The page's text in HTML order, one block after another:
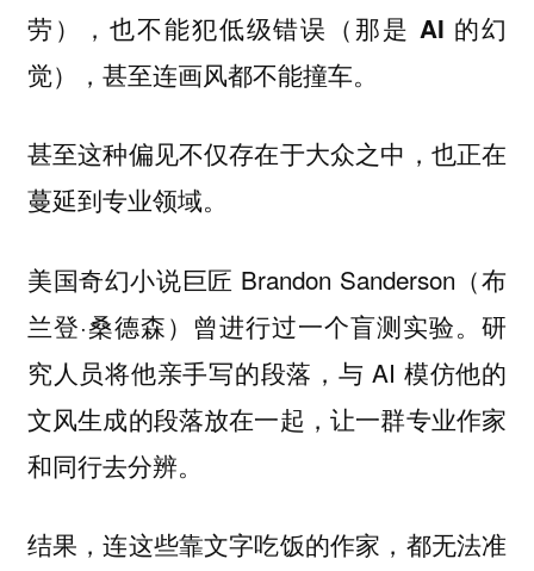
劳），也不能犯低级错误（那是 AI 的幻
觉），甚至连画风都不能撞车。
甚至这种偏见不仅存在于大众之中，也正在
蔓延到专业领域。
美国奇幻小说巨匠 Brandon Sanderson（布
兰登·桑德森）曾进行过一个盲测实验。研
究人员将他亲手写的段落，与 AI 模仿他的
文风生成的段落放在一起，让一群专业作家
和同行去分辨。
结果，连这些靠文字吃饭的作家，都无法准